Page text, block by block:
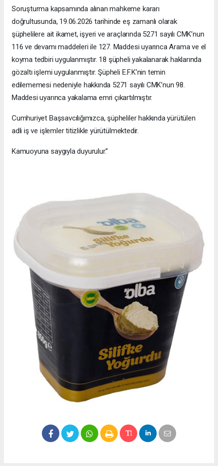
Soruşturma kapsamında alınan mahkeme kararı
doğrultusunda, 19.06.2026 tarihinde eş zamanlı olarak
şüphelilere ait ikamet, işyeri ve araçlarında 5271 sayılı CMK’nun
116 ve devamı maddeleri ile 127. Maddesi uyarınca Arama ve el
koyma tedbiri uygulanmıştır. 18 şüpheli yakalanarak haklarında
gözaltı işlemi uygulanmıştır. Şüpheli E.F.K’nin temin
edilememesi nedeniyle hakkında 5271 sayılı CMK’nun 98.
Maddesi uyarınca yakalama emri çıkartılmıştır.
Cumhuriyet Başsavcılığımızca, şüpheliler hakkında yürütülen
adli iş ve işlemler titizlikle yürütülmektedir.
Kamuoyuna saygıyla duyurulur.”